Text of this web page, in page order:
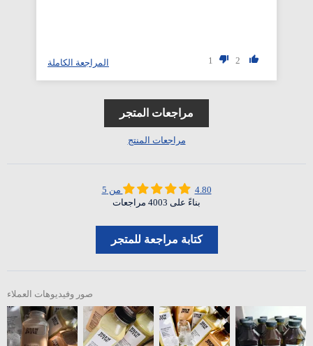
2
1 المراجعة الكاملة
مراجعات المتجر
مراجعات المنتج
4.80 من 5
بناءً على 4003 مراجعات
كتابة مراجعة للمتجر
صور وفيديوهات العملاء